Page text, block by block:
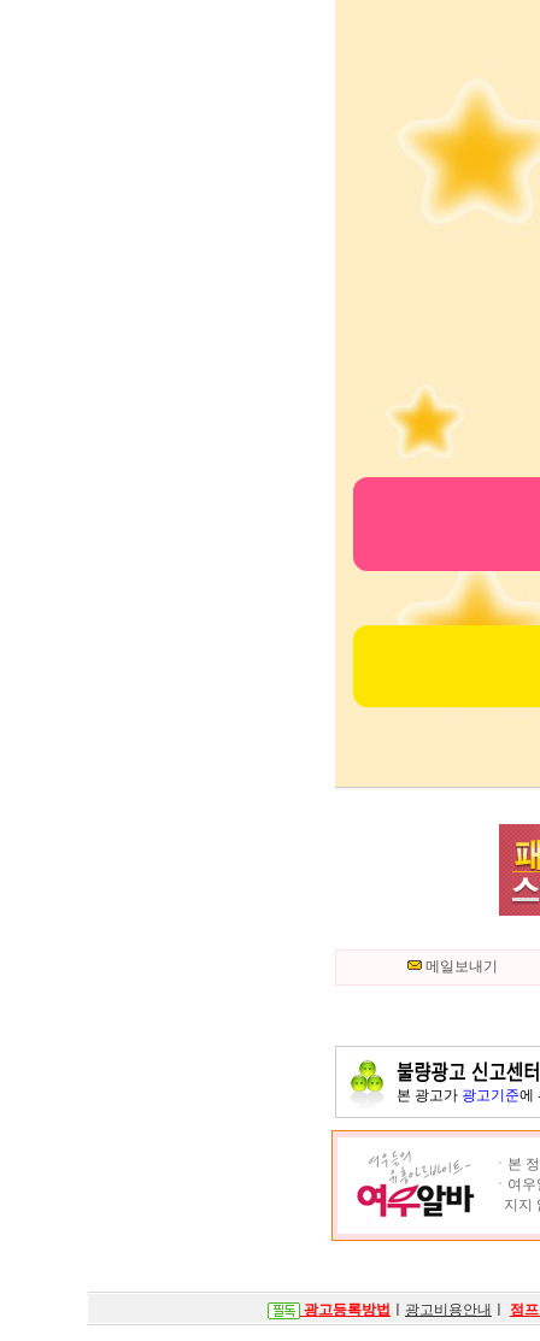
메일보내기
본 광고가 광고기준에
ㆍ본
ㆍ여
지지
광고등록방법 광고비용안내 점